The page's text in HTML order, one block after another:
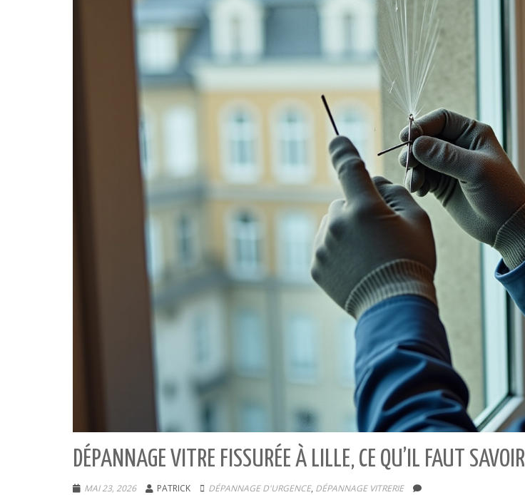
DÉPANNAGE VITRE FISSURÉE À LILLE, CE QU’IL FAUT SAVOIR
MAI 23, 2026 PATRICK DÉPANNAGE D'URGENCE, DÉPANNAGE VITRERIE